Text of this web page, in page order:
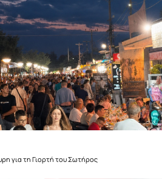
για τη Γιορτή του Σωτήρος